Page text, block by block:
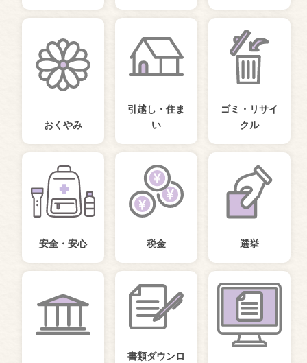
おくやみ
引越し・住ま
い
ゴミ・リサイ
クル
安全・安心 税金 選挙
書類ダウンロ